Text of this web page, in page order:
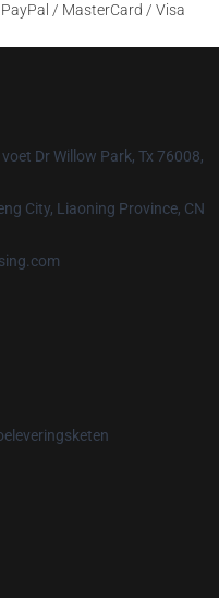
PayPal / MasterCard / Visa
Dr Willow Park, Tx 76008,
City, Liaoning Province, CN